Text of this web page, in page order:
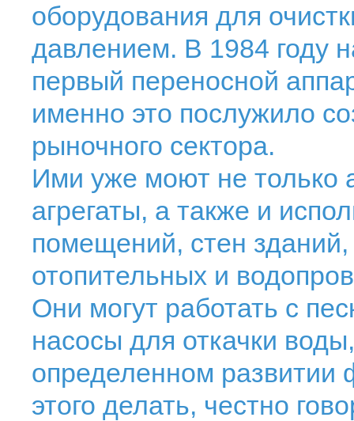
оборудования для
давлением. В 1984 году
первый переносной
именно это послужило
рыночного сектора.
Ими уже моют не только
агрегаты, а также и
помещений, стен
отопительных и
Они могут работать с
насосы для откачки
определенном развитии
этого делать, честно